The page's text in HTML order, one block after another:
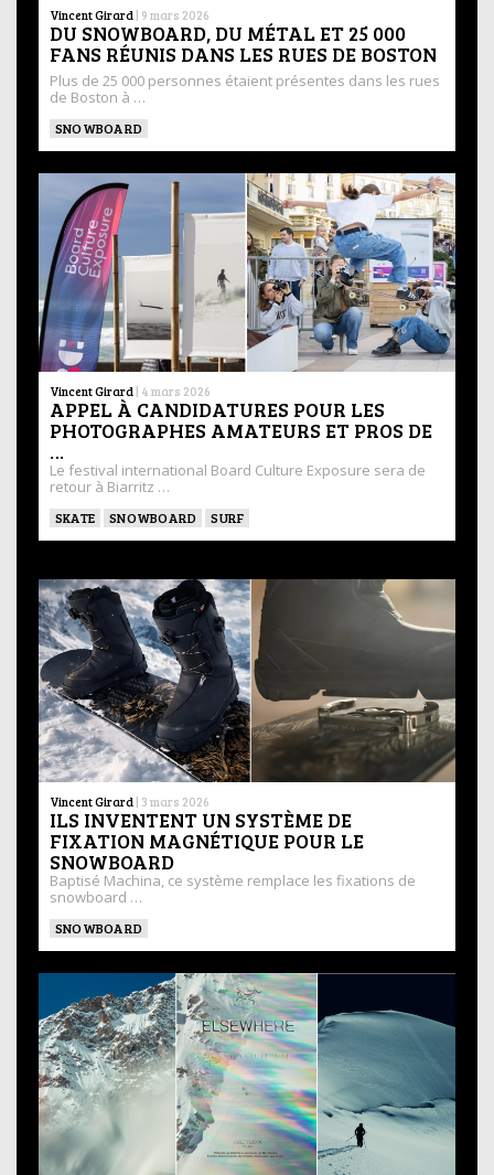
Vincent Girard | 9 mars 2026
DU SNOWBOARD, DU MÉTAL ET 25 000
FANS RÉUNIS DANS LES RUES DE BOSTON
Plus de 25 000 personnes étaient présentes dans les rues
de Boston à …
SNOWBOARD
Vincent Girard | 4 mars 2026
APPEL À CANDIDATURES POUR LES
PHOTOGRAPHES AMATEURS ET PROS DE
…
Le festival international Board Culture Exposure sera de
retour à Biarritz …
SKATE SNOWBOARD SURF
Vincent Girard | 3 mars 2026
ILS INVENTENT UN SYSTÈME DE
FIXATION MAGNÉTIQUE POUR LE
SNOWBOARD
Baptisé Machina, ce système remplace les fixations de
snowboard …
SNOWBOARD